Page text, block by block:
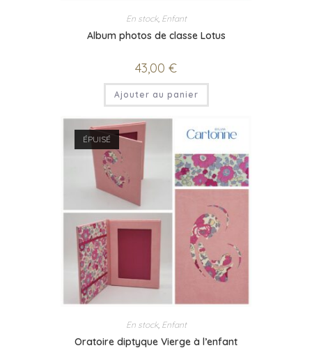
En stock, Enfant
Album photos de classe Lotus
43,00 €
Ajouter au panier
ÉPUISÉ
En stock, Enfant
Oratoire diptyque Vierge à l’enfant